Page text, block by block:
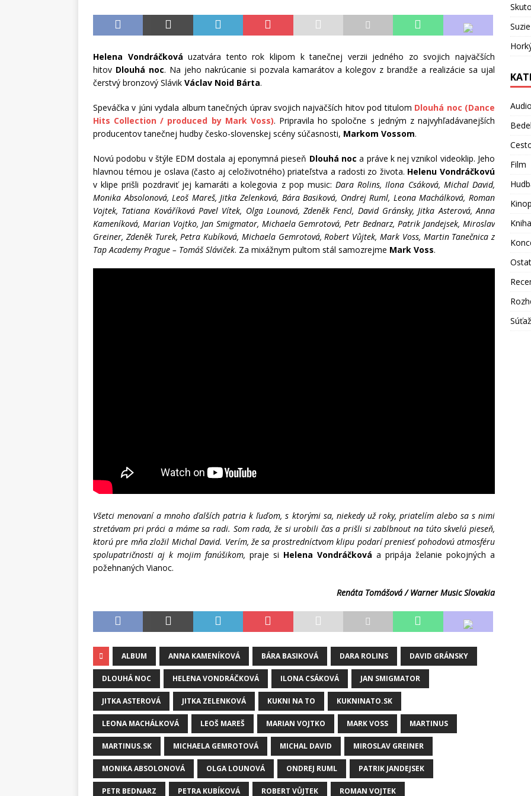
Helena Vondráčková uzatvára tento rok klipom k tanečnej verzii jedného zo svojich najväčších
hitov Dlouhá noc. Na jeho nakrúcanie si pozvala kamarátov a kolegov z brandže a realizácie sa ujal
čerstvý bronzový Slávik Václav Noid Bárta.
Speváčka v júni vydala album tanečných úprav svojich najväčších hitov pod titulom Dlouhá noc (Dance
Hits Collection / produced by Mark Voss). Pripravila ho spoločne s jedným z najvyhľadávanejších
producentov tanečnej hudby česko-slovenskej scény súčasnosti, Markom Vossom.
Novú podobu v štýle EDM dostala aj eponymná pieseň Dlouhá noc a práve k nej vznikol videoklip. Jeho
hlavnou témou je oslava (často aj celoživotného) priateľstva a radosti zo života. Helenu Vondráčkovú
v klipe prišli pozdraviť jej kamaráti a kolegovia z pop music: Dara Rolins, Ilona Csáková, Michal David,
Monika Absolonová, Leoš Mareš, Jitka Zelenková, Bára Basiková, Ondrej Ruml, Leona Machálková, Roman
Vojtek, Tatiana Kováříková Pavel Vítek, Olga Lounová, Zdeněk Fencl, David Gránsky, Jitka Asterová, Anna
Kameníková, Marian Vojtko, Jan Smigmator, Michaela Gemrotová, Petr Bednarz, Patrik Jandejsek, Miroslav
Greiner, Zdeněk Turek, Petra Kubíková, Michaela Gemrotová, Robert Vůjtek, Mark Voss, Martin Tanečnica z
Tap Academy Prague – Tomáš Sláviček. Za mixážnym pultom stál samozrejme Mark Voss.
Všetci menovaní a mnoho ďalších patria k ľuďom, s ktorými sa, niekedy už roky, priatelím alebo sa s nimi
stretávam pri práci a máme sa radi. Som rada, že si urobili čas a prišli si zablbnout na túto skvelú pieseň,
ktorú pre mňa zložil Michal David. Verím, že sa prostredníctvom klipu podarí preniesť pohodovú atmosféru
spolupatričnosti aj k mojim fanúšikom, praje si Helena Vondráčková a pripája želanie pokojných a
požehnaných Vianoc.
Renáta Tomášová / Warner Music Slovakia
ALBUM ANNA KAMENÍKOVÁ BÁRA BASIKOVÁ DARA ROLINS DAVID GRÁNSKY
DLOUHÁ NOC HELENA VONDRÁČKOVÁ ILONA CSÁKOVÁ JAN SMIGMATOR
JITKA ASTEROVÁ JITKA ZELENKOVÁ KUKNI NA TO KUKNINATO.SK
LEONA MACHÁLKOVÁ LEOŠ MAREŠ MARIAN VOJTKO MARK VOSS MARTINUS
MARTINUS.SK MICHAELA GEMROTOVÁ MICHAL DAVID MIROSLAV GREINER
MONIKA ABSOLONOVÁ OLGA LOUNOVÁ ONDREJ RUML PATRIK JANDEJSEK
PETR BEDNARZ PETRA KUBÍKOVÁ ROBERT VŮJTEK ROMAN VOJTEK
Film
Kniha
Súťaž